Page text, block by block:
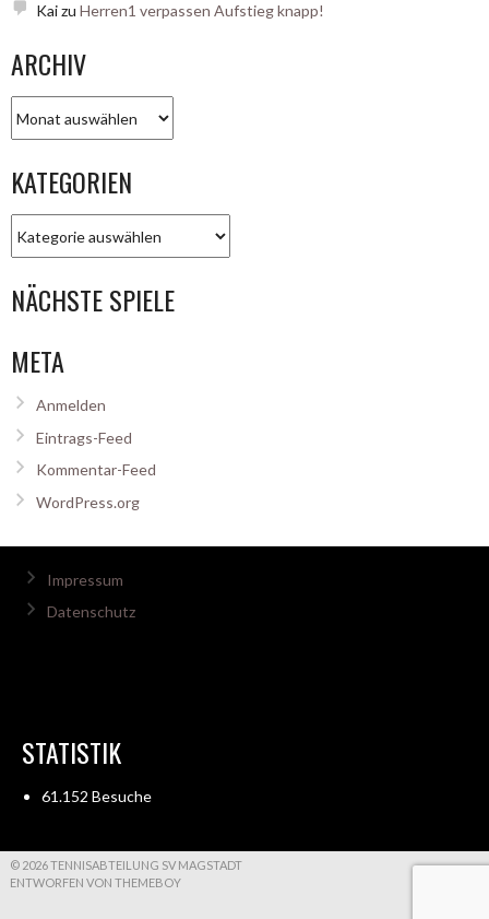
Kaizu Herren1 verpassen Aufstieg knapp!
ARCHIV
KATEGORIEN
NÄCHSTE SPIELE
META
Anmelden
Eintrags-Feed
Kommentar-Feed
WordPress.org
Impressum
Datenschutz
STATISTIK
61.152 Besuche
© 2026 TENNISABTEILUNG SV MAGSTADT
ENTWORFEN VON THEMEBOY